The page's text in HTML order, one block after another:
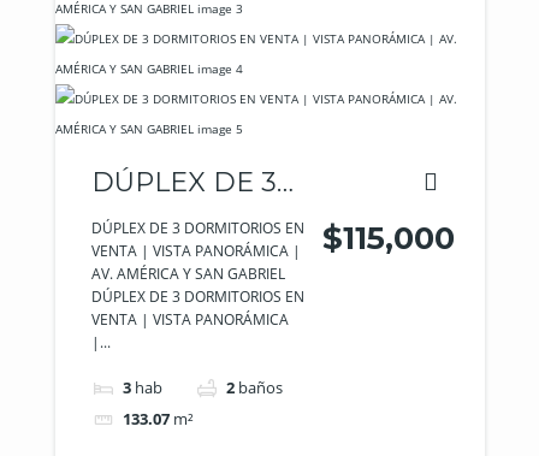
DÚPLEX DE 3
DORMITORIOS
EN VENTA |
VISTA
PANORÁMICA |
AV. AMÉRICA Y
SAN GABRIEL
DÚPLEX DE 3 DORMITORIOS EN
VENTA | VISTA PANORÁMICA |
AV. AMÉRICA Y SAN GABRIEL
DÚPLEX DE 3 DORMITORIOS EN
VENTA | VISTA PANORÁMICA
|...
3 hab 2 baños
133.07 m²
$115,000